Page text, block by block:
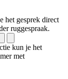
het gesprek direct
ruggespraak.
kun je het
met